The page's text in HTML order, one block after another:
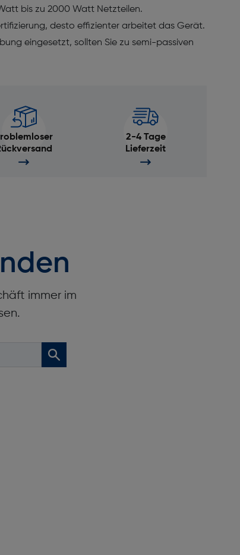
bis zu 2000 Watt Netzteilen.
desto effizienter arbeitet das Gerät.
eingesetzt, sollten Sie zu semi-passiven
2-4 Tage
Lieferzeit
immer im